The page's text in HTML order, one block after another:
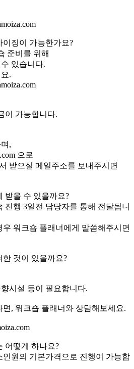
징이 가능한가요?
준비를 위해
있습니다.
.
이 가능합니다.
,
으로
받으실 메일주소를 보내주시면
받을 수 있을까요?
진행 3일전 담당자를 통해 전달됩니
워크숍 플래너에게 말씀해주시면
것이 있을까요?
시설 등이 필요합니다.
, 워크숍 플래너와 상담해보세요.
어떻게 하나요?
원의 기본가격으로 진행이 가능합